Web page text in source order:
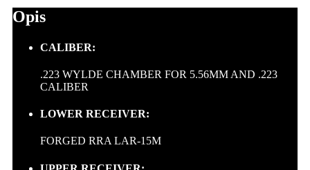
Opis
CALIBER:
.223 WYLDE CHAMBER FOR 5.56MM AND .223
CALIBER
LOWER RECEIVER:
FORGED RRA LAR-15M